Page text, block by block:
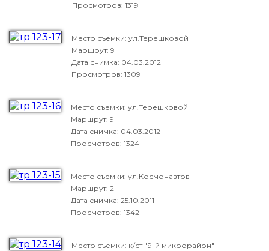
Просмотров: 1319
Место съемки: ул.Терешковой
Маршрут: 9
Дата снимка: 04.03.2012
Просмотров: 1309
Место съемки: ул.Терешковой
Маршрут: 9
Дата снимка: 04.03.2012
Просмотров: 1324
Место съемки: ул.Космонавтов
Маршрут: 2
Дата снимка: 25.10.2011
Просмотров: 1342
Место съемки: к/ст "9-й микрорайон"